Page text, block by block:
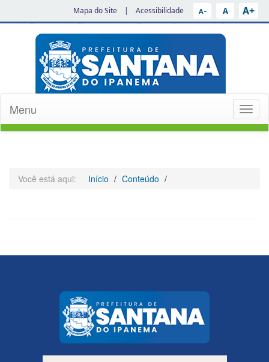
Mapa do Site | Acessibilidade A− A A+
Menu
Você está aqui: Início Conteúdo